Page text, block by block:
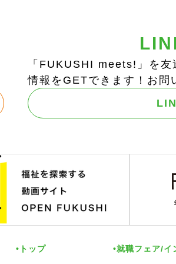
「FUKUSHI meets!」を友
情報をGETできます！お問
トップ 就職フェア/イ